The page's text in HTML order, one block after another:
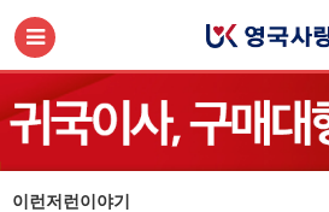
이런저런이야기